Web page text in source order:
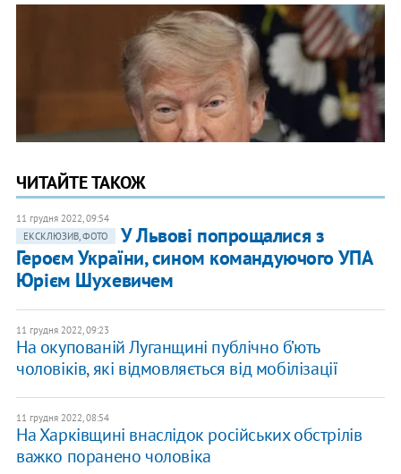
ЧИТАЙТЕ ТАКОЖ
11 грудня 2022, 09:54
ЕКСКЛЮЗИВ, ФОТО
У Львові попрощалися з
Героєм України, сином командуючого УПА
Юрієм Шухевичем
11 грудня 2022, 09:23
На окупованій Луганщині публічно б’ють
чоловіків, які відмовляється від мобілізації
11 грудня 2022, 08:54
На Харківщині внаслідок російських обстрілів
важко поранено чоловіка